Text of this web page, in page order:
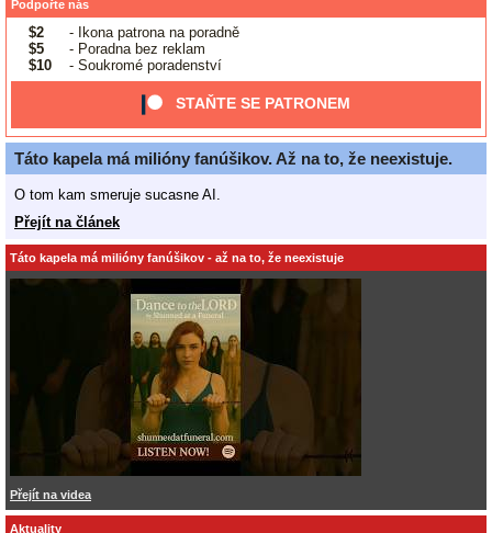
Podpořte nás
$2
- Ikona patrona na poradně
$5
- Poradna bez reklam
$10
- Soukromé poradenství
STAŇTE SE PATRONEM
Táto kapela má milióny fanúšikov. Až na to, že neexistuje.
O tom kam smeruje sucasne AI.
Přejít na článek
Táto kapela má milióny fanúšikov - až na to, že neexistuje
Přejít na videa
Aktuality